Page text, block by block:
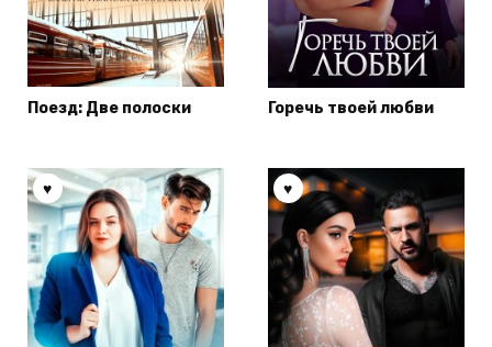
Поезд: Две полоски Горечь твоей любви